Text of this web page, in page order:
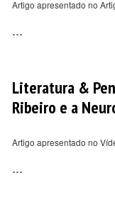
Artigo apresentado no
...
Literatura &
Ribeiro e a
Artigo apresentado no
...